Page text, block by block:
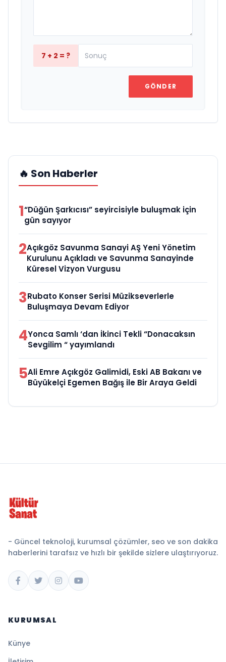
7 + 2 = ?
GÖNDER
🔥 Son Haberler
1“Düğün Şarkıcısı” seyircisiyle buluşmak için
gün sayıyor
2Açıkgöz Savunma Sanayi AŞ Yeni Yönetim
Kurulunu Açıkladı ve Savunma Sanayinde
Küresel Vizyon Vurgusu
3Rubato Konser Serisi Müzikseverlerle
Buluşmaya Devam Ediyor
4Yonca Samlı ‘dan İkinci Tekli “Donacaksın
Sevgilim “ yayımlandı
5Ali Emre Açıkgöz Galimidi, Eski AB Bakanı ve
Büyükelçi Egemen Bağış ile Bir Araya Geldi
- Güncel teknoloji, kurumsal çözümler, seo ve son dakika
haberlerini tarafsız ve hızlı bir şekilde sizlere ulaştırıyoruz.
KURUMSAL
Künye